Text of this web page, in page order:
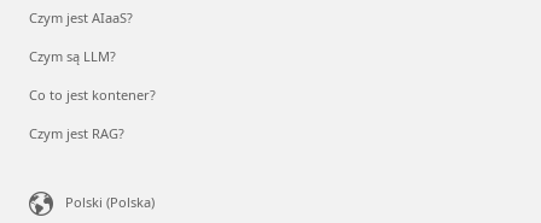
Czym jest AIaaS?
Czym są LLM?
Co to jest kontener?
Czym jest RAG?
Polski (Polska)